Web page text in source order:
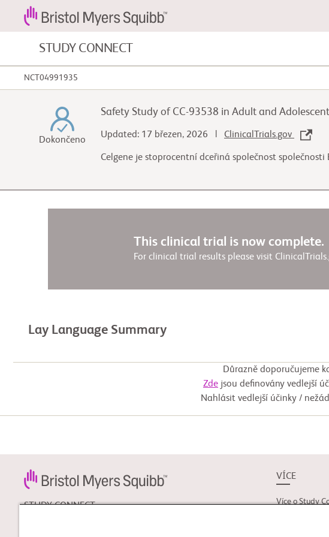
STUDY CONNECT
onemocnění krve
Kardiovaskulární onemocnění
NCT04991935
Dokončeno
Safety Study of CC-93538 in Adult and
Updated: 17 březen, 2026 | ClinicalTrials.gov
Celgene je stoprocentní dceřiná společnost společnosti
This clinical trial is now complete.
For clinical trial results please visit
Lay Language Summary
Důrazně doporučujeme
Zde jsou definovány vedlejší
Nahlásit vedlejší účinky /
STUDY CONNECT
VÍCE
Více o Study